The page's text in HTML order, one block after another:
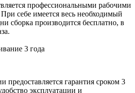
профессиональными рабочими
себе имеется весь необходимый
сборка производится бесплатно, в
предоставляется гарантия сроком 3
эксплуатации и